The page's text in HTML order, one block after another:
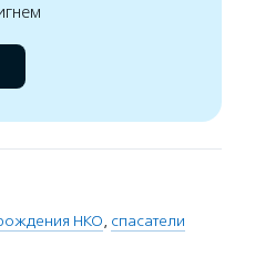
НКО, спасатели